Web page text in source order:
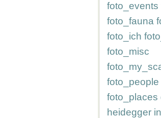
foto_events
foto_fauna
foto_ich
foto_misc
foto_people
foto_places
heidegger